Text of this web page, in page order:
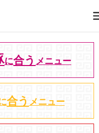
に合う メニュー
合う メニュー